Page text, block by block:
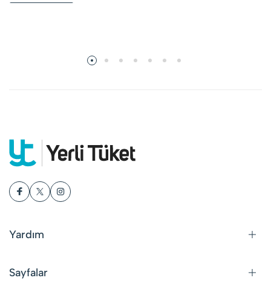
Yardım
Sayfalar